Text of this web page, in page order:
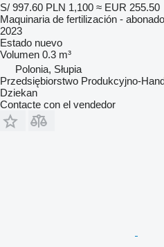
S/ 997.60 PLN 1,100 ≈ EUR 255.50
Maquinaria de fertilización -
2023
Estado nuevo
Volumen 0.3 m³
Polonia, Słupia
Przedsiębiorstwo Produkcyjno-
Dziekan
Contacte con el vendedor